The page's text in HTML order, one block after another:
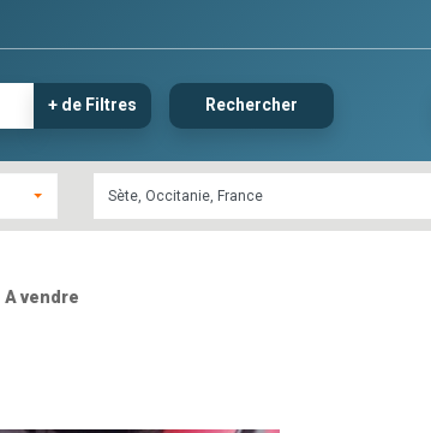
+ de Filtres Rechercher
A vendre